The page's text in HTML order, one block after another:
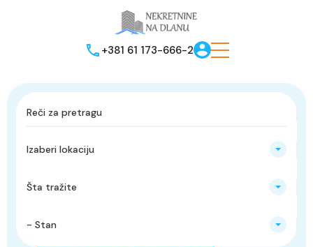
+381 61 173-666-2
Izaberi lokaciju
Šta tražite
- Stan